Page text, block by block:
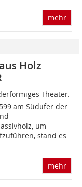
mehr
Holz
Theater.
am Südufer der
um
stand es
mehr